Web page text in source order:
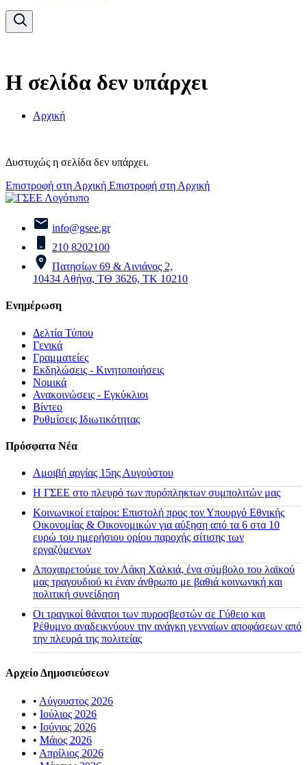
Η σελίδα δεν υπάρχει
Αρχική
Δυστυχώς η σελίδα δεν υπάρχει.
Επιστροφή στη Αρχική Επιστροφή στη Αρχική
info@gsee.gr
210 8202100
Πατησίων 69 & Αινιάνος 2,
10434 Αθήνα, ΤΘ 3626, ΤΚ 10210
Ενημέρωση
Δελτία Τύπου
Γενικά
Γραμματείες
Εκδηλώσεις - Κινητοποιήσεις
Νομικά
Ανακοινώσεις - Εγκύκλιοι
Βίντεο
Ρυθμίσεις Ιδιωτικότητας
Πρόσφατα Νέα
Αμοιβή αργίας 15ης Αυγούστου
H ΓΣΕΕ στο πλευρό των πυρόπληκτων συμπολιτών μας
Κοινωνικοί εταίροι: Επιστολή προς τον Υπουργό Εθνικής
Οικονομίας & Οικονομικών για αύξηση από τα 6 στα 10
ευρώ του ημερήσιου ορίου παροχής σίτισης των
εργαζόμενων
Αποχαιρετούμε τον Λάκη Χαλκιά, ένα σύμβολο του λαϊκού
μας τραγουδιού κι έναν άνθρωπο με βαθιά κοινωνική και
πολιτική συνείδηση
Οι τραγικοί θάνατοι των πυροσβεστών σε Γύθειο και
Ρέθυμνο αναδεικνύουν την ανάγκη γενναίων αποφάσεων από
την πλευρά της πολιτείας
Αρχείο Δημοσιεύσεων
• Αύγουστος 2026
• Ιούλιος 2026
• Ιούνιος 2026
• Μάιος 2026
• Απρίλιος 2026